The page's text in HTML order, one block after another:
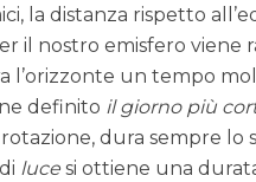
la distanza rispetto
il nostro emisfero viene
l’orizzonte un tempo
definito il giorno più
dura sempre lo
luce si ottiene una